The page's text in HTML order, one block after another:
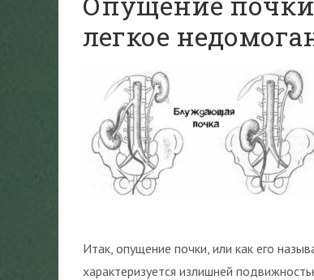
легкое
Итак, опущение почки, или как его
характеризуется излишней